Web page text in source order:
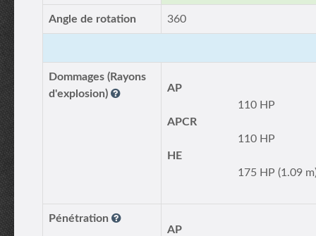
Angle de rotation 360
Dommages (Rayons
d'explosion)
AP
110 HP
APCR
110 HP
HE
175 HP (1.09
Pénétration
AP